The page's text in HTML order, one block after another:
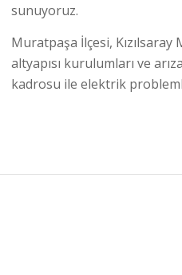
sunuyoruz.
Muratpaşa İlçesi,
altyapısı kurulumları ve
kadrosu ile elektrik